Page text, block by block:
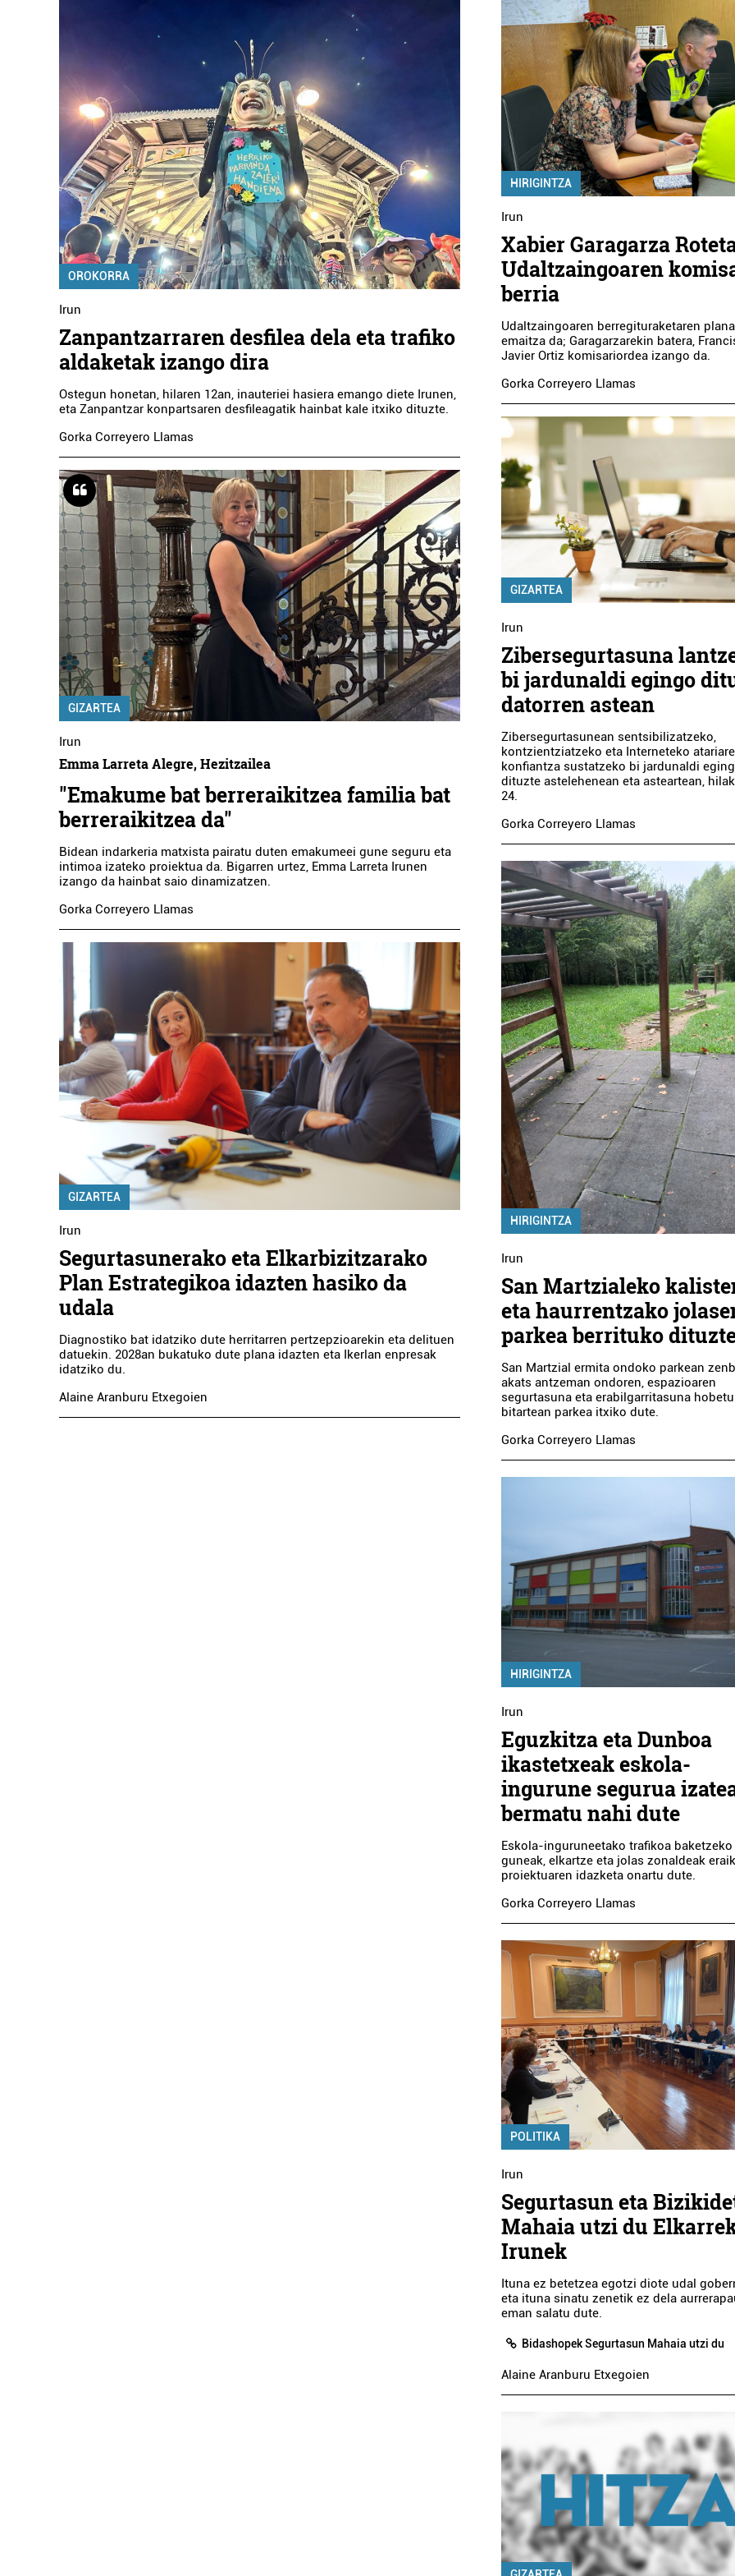
OROKORRA
Irun
Zanpantzarraren desfilea dela eta trafiko
aldaketak izango dira
Ostegun honetan, hilaren 12an, inauteriei hasiera emango diete Irunen,
eta Zanpantzar konpartsaren desfileagatik hainbat kale itxiko dituzte.
Gorka Correyero Llamas
GIZARTEA
Irun
Emma Larreta Alegre, Hezitzailea
"Emakume bat berreraikitzea familia bat
berreraikitzea da"
Bidean indarkeria matxista pairatu duten emakumeei gune seguru eta
intimoa izateko proiektua da. Bigarren urtez, Emma Larreta Irunen
izango da hainbat saio dinamizatzen.
Gorka Correyero Llamas
GIZARTEA
Irun
Segurtasunerako eta Elkarbizitzarako
Plan Estrategikoa idazten hasiko da
udala
Diagnostiko bat idatziko dute herritarren pertzepzioarekin eta delituen
datuekin. 2028an bukatuko dute plana idazten eta Ikerlan enpresak
idatziko du.
Alaine Aranburu Etxegoien
HIRIGINTZA
Irun
Xabier Garagarza
Udaltzaingoaren
berria
Udaltzaingoaren berregituraketaren
emaitza da; Garagarzarekin batera,
Javier Ortiz komisariordea izango da.
Gorka Correyero Llamas
GIZARTEA
Irun
Zibersegurtasuna
bi jardunaldi egingo
datorren astean
Zibersegurtasunean sentsibilizatzeko,
kontzientziatzeko eta Interneteko
konfiantza sustatzeko bi jardunaldi
dituzte astelehenean eta asteartean,
24.
Gorka Correyero Llamas
HIRIGINTZA
Irun
San Martzialeko
eta haurrentzako
parkea berrituko
San Martzial ermita ondoko parkean
akats antzeman ondoren, espazioaren
segurtasuna eta erabilgarritasuna hobetu
bitartean parkea itxiko dute.
Gorka Correyero Llamas
HIRIGINTZA
Irun
Eguzkitza eta Dunboa
ikastetxeak eskola-
ingurune segurua
bermatu nahi dute
Eskola-inguruneetako trafikoa
guneak, elkartze eta jolas zonaldeak
proiektuaren idazketa onartu dute.
Gorka Correyero Llamas
POLITIKA
Irun
Segurtasun eta
Mahaia utzi du
Irunek
Ituna ez betetzea egotzi diote udal
eta ituna sinatu zenetik ez dela
eman salatu dute.
Bidashopek Segurtasun Mahaia utzi du
Alaine Aranburu Etxegoien
Industria
ABB NIESSEN
Kirol elkarteak
TXINGUDI RUGBY
Irun